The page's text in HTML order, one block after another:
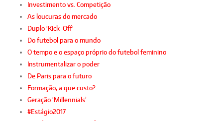
Investimento vs. Competição
As loucuras do mercado
Duplo 'Kick-Off'
Do futebol para o mundo
O tempo e o espaço próprio do futebol feminino
Instrumentalizar o poder
De Paris para o futuro
Formação, a que custo?
Geração ‘Millennials’
#Estágio2017